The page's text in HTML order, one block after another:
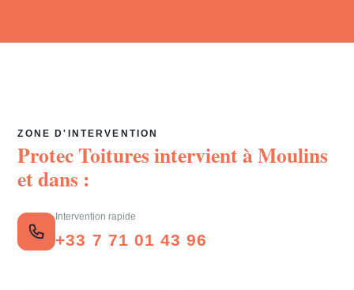
ZONE D'INTERVENTION
Protec Toitures intervient àMoulins
et dans :
Intervention rapide
+33 7 71 01 43 96